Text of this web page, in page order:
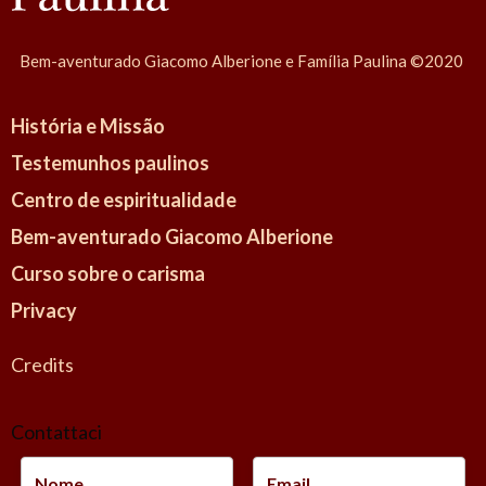
Bem-aventurado Giacomo Alberione e Família Paulina ©2020
História e Missão
Testemunhos paulinos
Centro de espiritualidade
Bem-aventurado Giacomo Alberione
Curso sobre o carisma
Privacy
Credits
Contattaci